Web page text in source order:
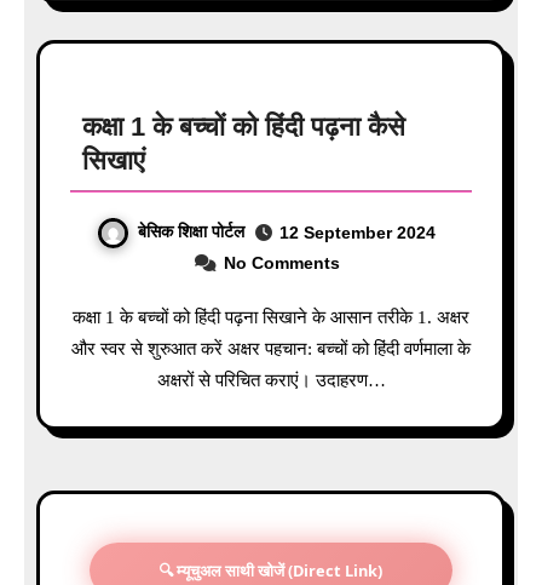
कक्षा 1 के बच्चों को हिंदी पढ़ना कैसे
सिखाएं
बेसिक शिक्षा पोर्टल
12 September 2024
No Comments
कक्षा 1 के बच्चों को हिंदी पढ़ना सिखाने के आसान तरीके 1. अक्षर
और स्वर से शुरुआत करें अक्षर पहचान: बच्चों को हिंदी वर्णमाला के
अक्षरों से परिचित कराएं। उदाहरण…
🔍 म्यूचुअल साथी खोजें (Direct Link)